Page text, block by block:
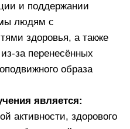
и поддержании
людям с
здоровья, а также
за перенесённых
образа
является:
активности, здорового